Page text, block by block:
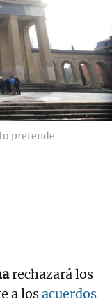
pretende
rechazará los
a losacuerdos